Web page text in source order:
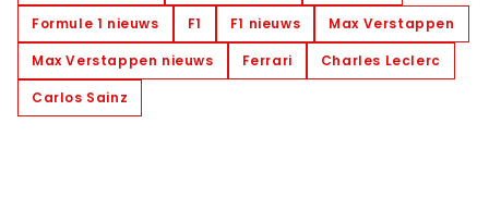
Formule 1 nieuws
F1 F1 nieuws
Max Verstappen
Max Verstappen nieuws
Ferrari
Charles Leclerc
Carlos Sainz